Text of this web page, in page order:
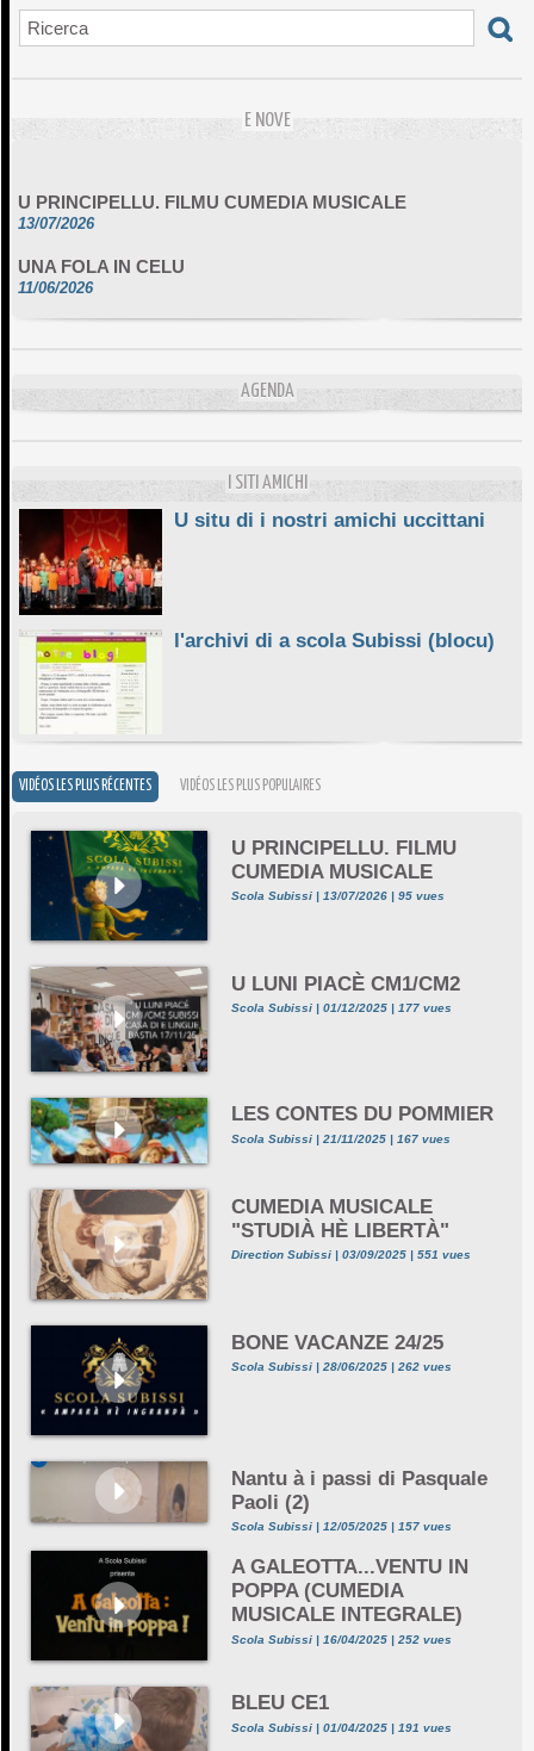
E NOVE
13/07/2026
11/06/2026
DA SCIMULÌ
10/06/2026
AGENDA
I SITI AMICHI
U situ di i nostri amichi uccittani
l'archivi di a scola Subissi (blocu)
VIDÉOS LES PLUS RÉCENTES VIDÉOS LES PLUS POPULAIRES
U PRINCIPELLU. FILMU
CUMEDIA MUSICALE
Scola Subissi | 13/07/2026 | 95 vues
U LUNI PIACÈ CM1/CM2
Scola Subissi | 01/12/2025 | 177 vues
LES CONTES DU POMMIER
Scola Subissi | 21/11/2025 | 167 vues
CUMEDIA MUSICALE
"STUDIÀ HÈ LIBERTÀ"
Direction Subissi | 03/09/2025 | 551 vues
BONE VACANZE 24/25
Scola Subissi | 28/06/2025 | 262 vues
Nantu à i passi di Pasquale
Paoli (2)
Scola Subissi | 12/05/2025 | 157 vues
A GALEOTTA...VENTU IN
POPPA (CUMEDIA
MUSICALE INTEGRALE)
Scola Subissi | 16/04/2025 | 252 vues
BLEU CE1
Scola Subissi | 01/04/2025 | 191 vues